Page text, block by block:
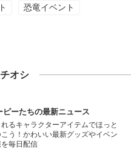
恐竜イベント
オシ
ピーたちの最新ニュース
るキャラクターアイテムでほっと
う！かわいい最新グッズやイベン
を毎日配信